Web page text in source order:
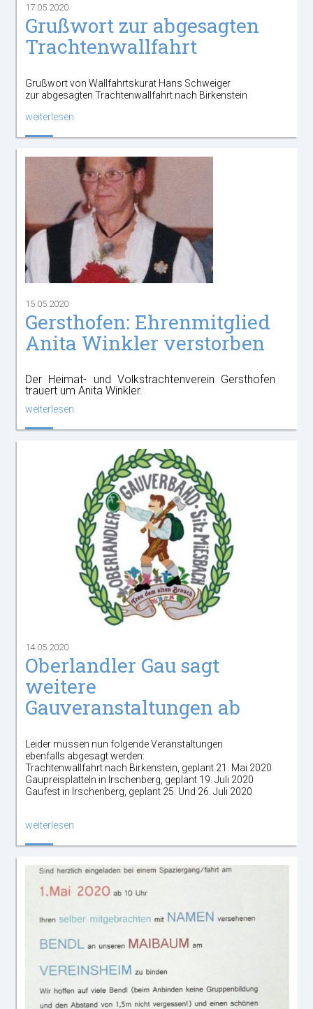
17.05.2020
Grußwort zur abgesagten
Trachtenwallfahrt
Grußwort von Wallfahrtskurat Hans Schweiger
zur abgesagten Trachtenwallfahrt nach Birkenstein
weiterlesen
15.05.2020
Gersthofen: Ehrenmitglied
Anita Winkler verstorben
Der Heimat- und Volkstrachtenverein Gersthofen
trauert um Anita Winkler.
weiterlesen
14.05.2020
Oberlandler Gau sagt
weitere
Gauveranstaltungen ab
Leider müssen nun folgende Veranstaltungen
ebenfalls abgesagt werden:
Trachtenwallfahrt nach Birkenstein, geplant 21. Mai 2020
Gaupreisplatteln in Irschenberg, geplant 19. Juli 2020
Gaufest in Irschenberg, geplant 25. Und 26. Juli 2020
weiterlesen